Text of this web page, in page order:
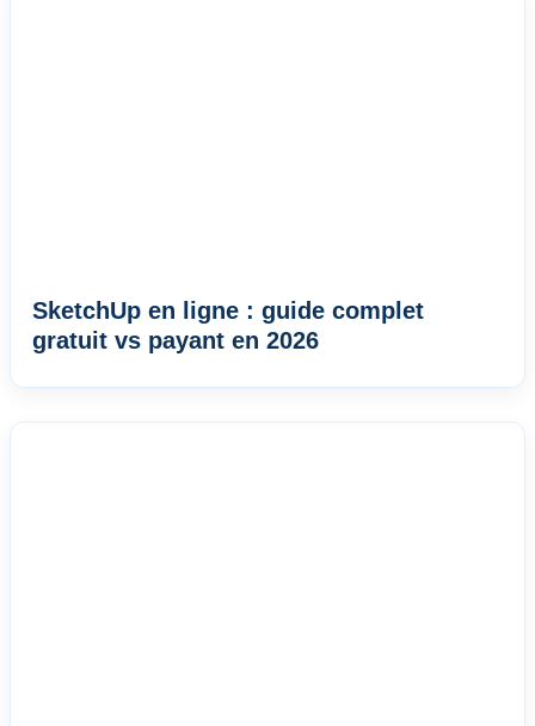
SketchUp en ligne : guide complet
gratuit vs payant en 2026